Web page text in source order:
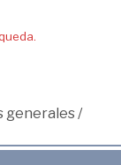
generales/